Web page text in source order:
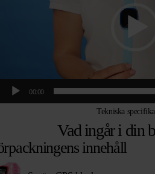
00:00
Tekniska
Vad ingår i din
innehåll